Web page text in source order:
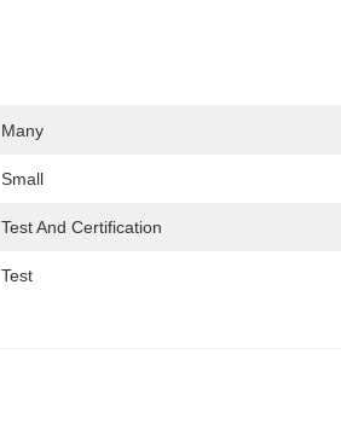
Many
Small
Test And Certification
Test